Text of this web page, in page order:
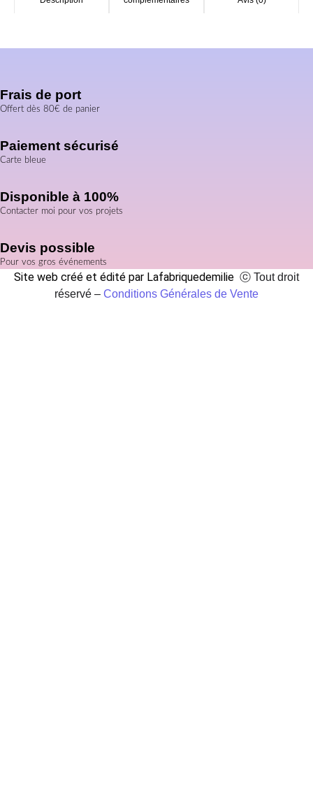
Frais de port
Offert dès 80€ de panier
Paiement sécurisé
Carte bleue
Disponible à 100%
Contacter moi pour vos projets
Devis possible
Pour vos gros événements
Site web créé et édité par Lafabriquedemilie ⓒ Tout droit
réservé – Conditions Générales de Vente